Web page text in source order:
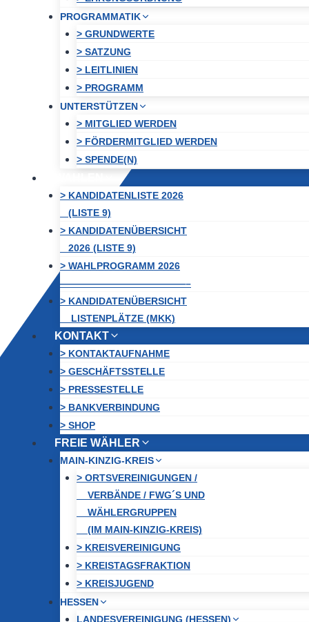
PROGRAMMATIK
> GRUNDWERTE
> SATZUNG
> LEITLINIEN
> PROGRAMM
UNTERSTÜTZEN
> MITGLIED WERDEN
> FÖRDERMITGLIED WERDEN
> SPENDE(N)
> KANDIDATENLISTE 2026
(LISTE 9)
> KANDIDATENÜBERSICHT
2026 (LISTE 9)
> WAHLPROGRAMM 2026
—————————————–
> KANDIDATENÜBERSICHT
LISTENPLÄTZE (MKK)
KONTAKT
> KONTAKTAUFNAHME
> GESCHÄFTSSTELLE
> PRESSESTELLE
> BANKVERBINDUNG
> SHOP
FREIE WÄHLER
MAIN-KINZIG-KREIS
> ORTSVEREINIGUNGEN /
VERBÄNDE / FWG´S UND
WÄHLERGRUPPEN
(IM MAIN-KINZIG-KREIS)
> KREISVEREINIGUNG
> KREISTAGSFRAKTION
> KREISJUGEND
HESSEN
LANDESVEREINIGUNG (HESSEN)